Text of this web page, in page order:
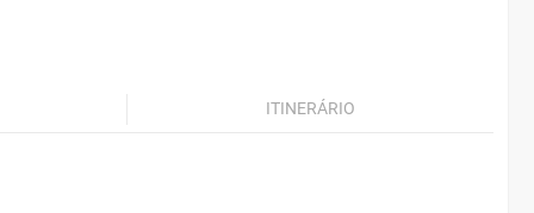
ITINERÁRIO